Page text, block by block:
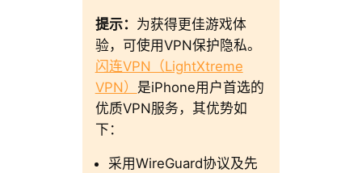
提示： 为获得更佳游戏体
验，可使用VPN保护隐私。
闪连VPN（LightXtreme
VPN） 是iPhone用户首选的
优质VPN服务，其优势如
下：
采用WireGuard协议及先